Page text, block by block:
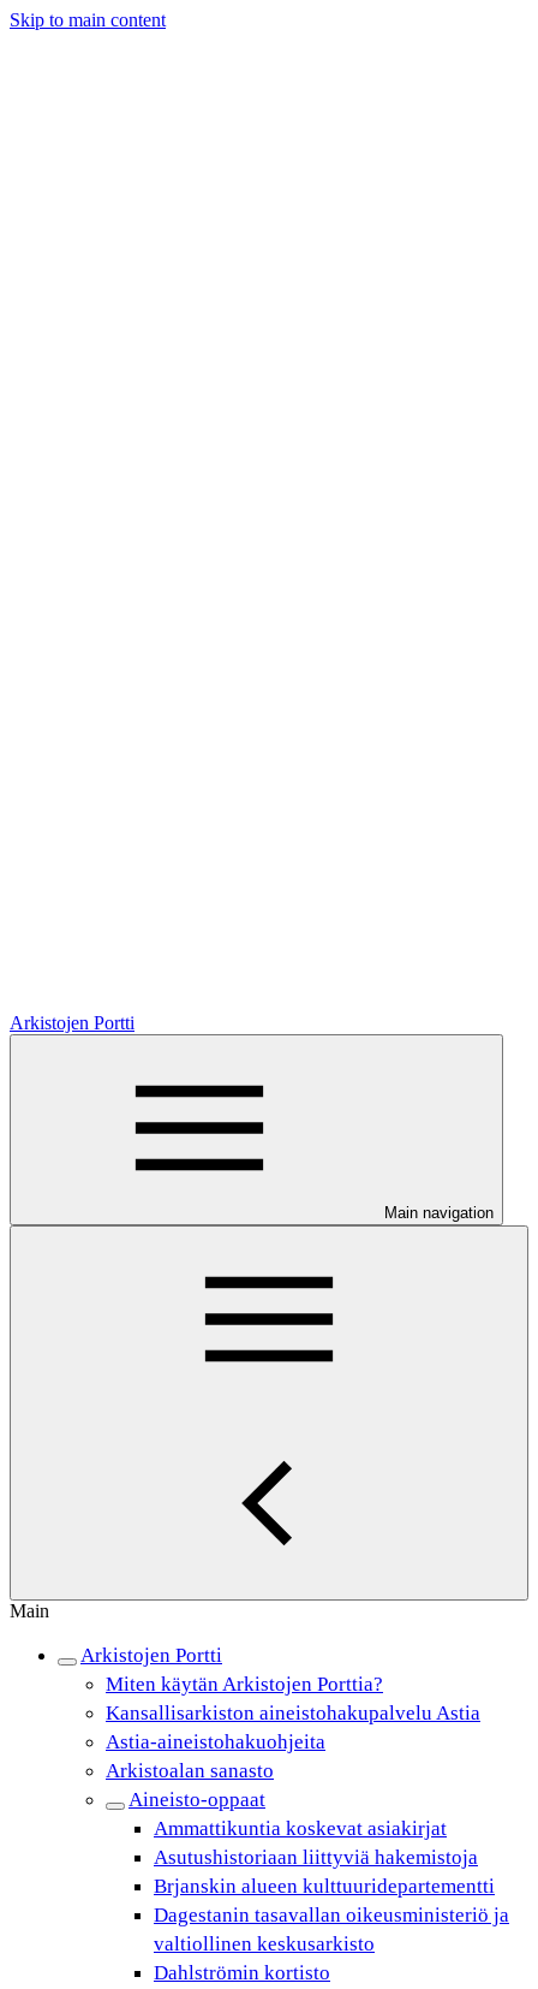
Skip to main content
Arkistojen Portti
Main navigation
Main
Arkistojen Portti
Miten käytän Arkistojen Porttia?
Kansallisarkiston aineistohakupalvelu Astia
Astia-aineistohakuohjeita
Arkistoalan sanasto
Aineisto-oppaat
Ammattikuntia koskevat asiakirjat
Asutushistoriaan liittyviä hakemistoja
Brjanskin alueen kulttuuridepartementti
Dagestanin tasavallan oikeusministeriö ja
valtiollinen keskusarkisto
Dahlströmin kortisto